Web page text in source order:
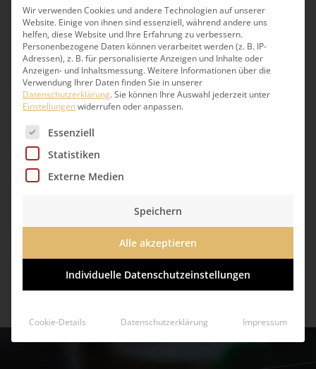
Kontakt
Tel.
040 73 44 95 222
Fax
040 734 49 52 01
Öffnungszeiten
08.30–18.00 Uhr
08.30–16.00 Uhr
Wir verwenden Cookies und andere Technologien auf unserer
Website. Einige von ihnen sind essenziell, während andere uns
helfen, diese Website und Ihre Erfahrung zu verbessern.
Personenbezogene Daten können verarbeitet werden (z. B. IP-
Adressen), z. B. für personalisierte Anzeigen und Inhalte oder
Anzeigen- und Inhaltsmessung.Weitere Informationen über die
Verwendung Ihrer Daten finden Sie in unserer
Datenschutzerklärung.Sie können Ihre Auswahl jederzeit unter
Einstellungenwiderrufen oder anpassen.
Es folgt eine Liste der Service-Gruppen, für die eine
Essenziell
Statistiken
Externe Medien
Speichern
Alle akzeptieren
Individuelle Datenschutzeinstellungen
Cookie-Details Datenschutzerklärung Impressum